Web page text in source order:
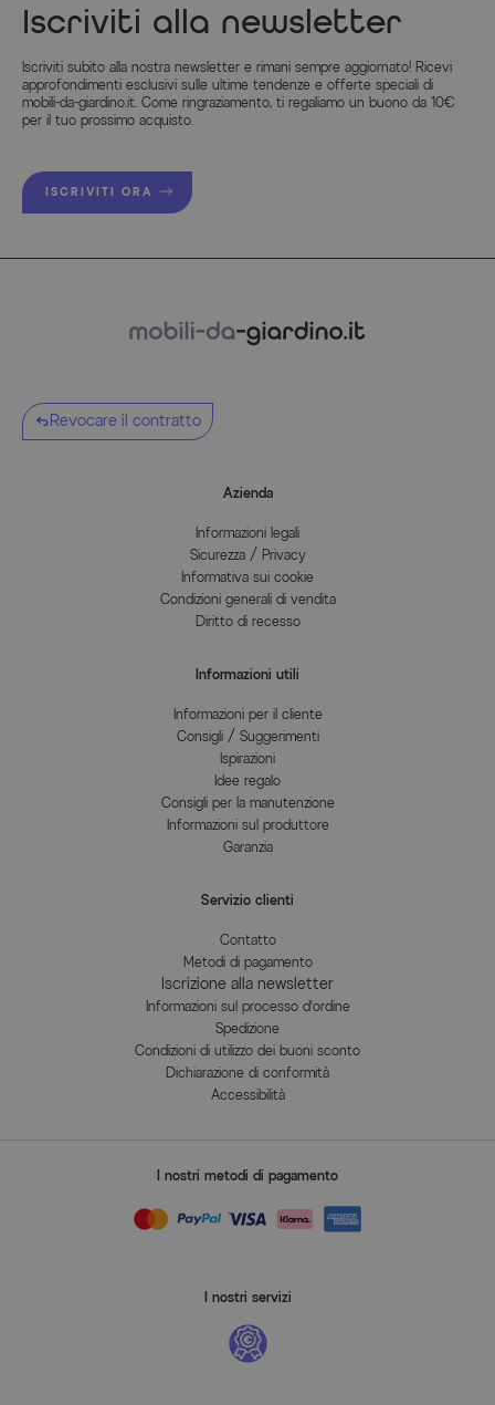
Iscriviti alla newsletter
Iscriviti subito alla nostra newsletter e rimani sempre aggiornato! Ricevi
approfondimenti esclusivi sulle ultime tendenze e offerte speciali di
mobili-da-giardino.it. Come ringraziamento, ti regaliamo un buono da 10€
per il tuo prossimo acquisto.
ISCRIVITI ORA
Revocare il contratto
Azienda
Informazioni legali
Sicurezza / Privacy
Informativa sui cookie
Condizioni generali di vendita
Diritto di recesso
Informazioni utili
Informazioni per il cliente
Consigli / Suggerimenti
Ispirazioni
Idee regalo
Consigli per la manutenzione
Informazioni sul produttore
Garanzia
Servizio clienti
Contatto
Metodi di pagamento
Iscrizione alla newsletter
Informazioni sul processo d'ordine
Spedizione
Condizioni di utilizzo dei buoni sconto
Dichiarazione di conformità
Accessibilità
I nostri metodi di pagamento
I nostri servizi